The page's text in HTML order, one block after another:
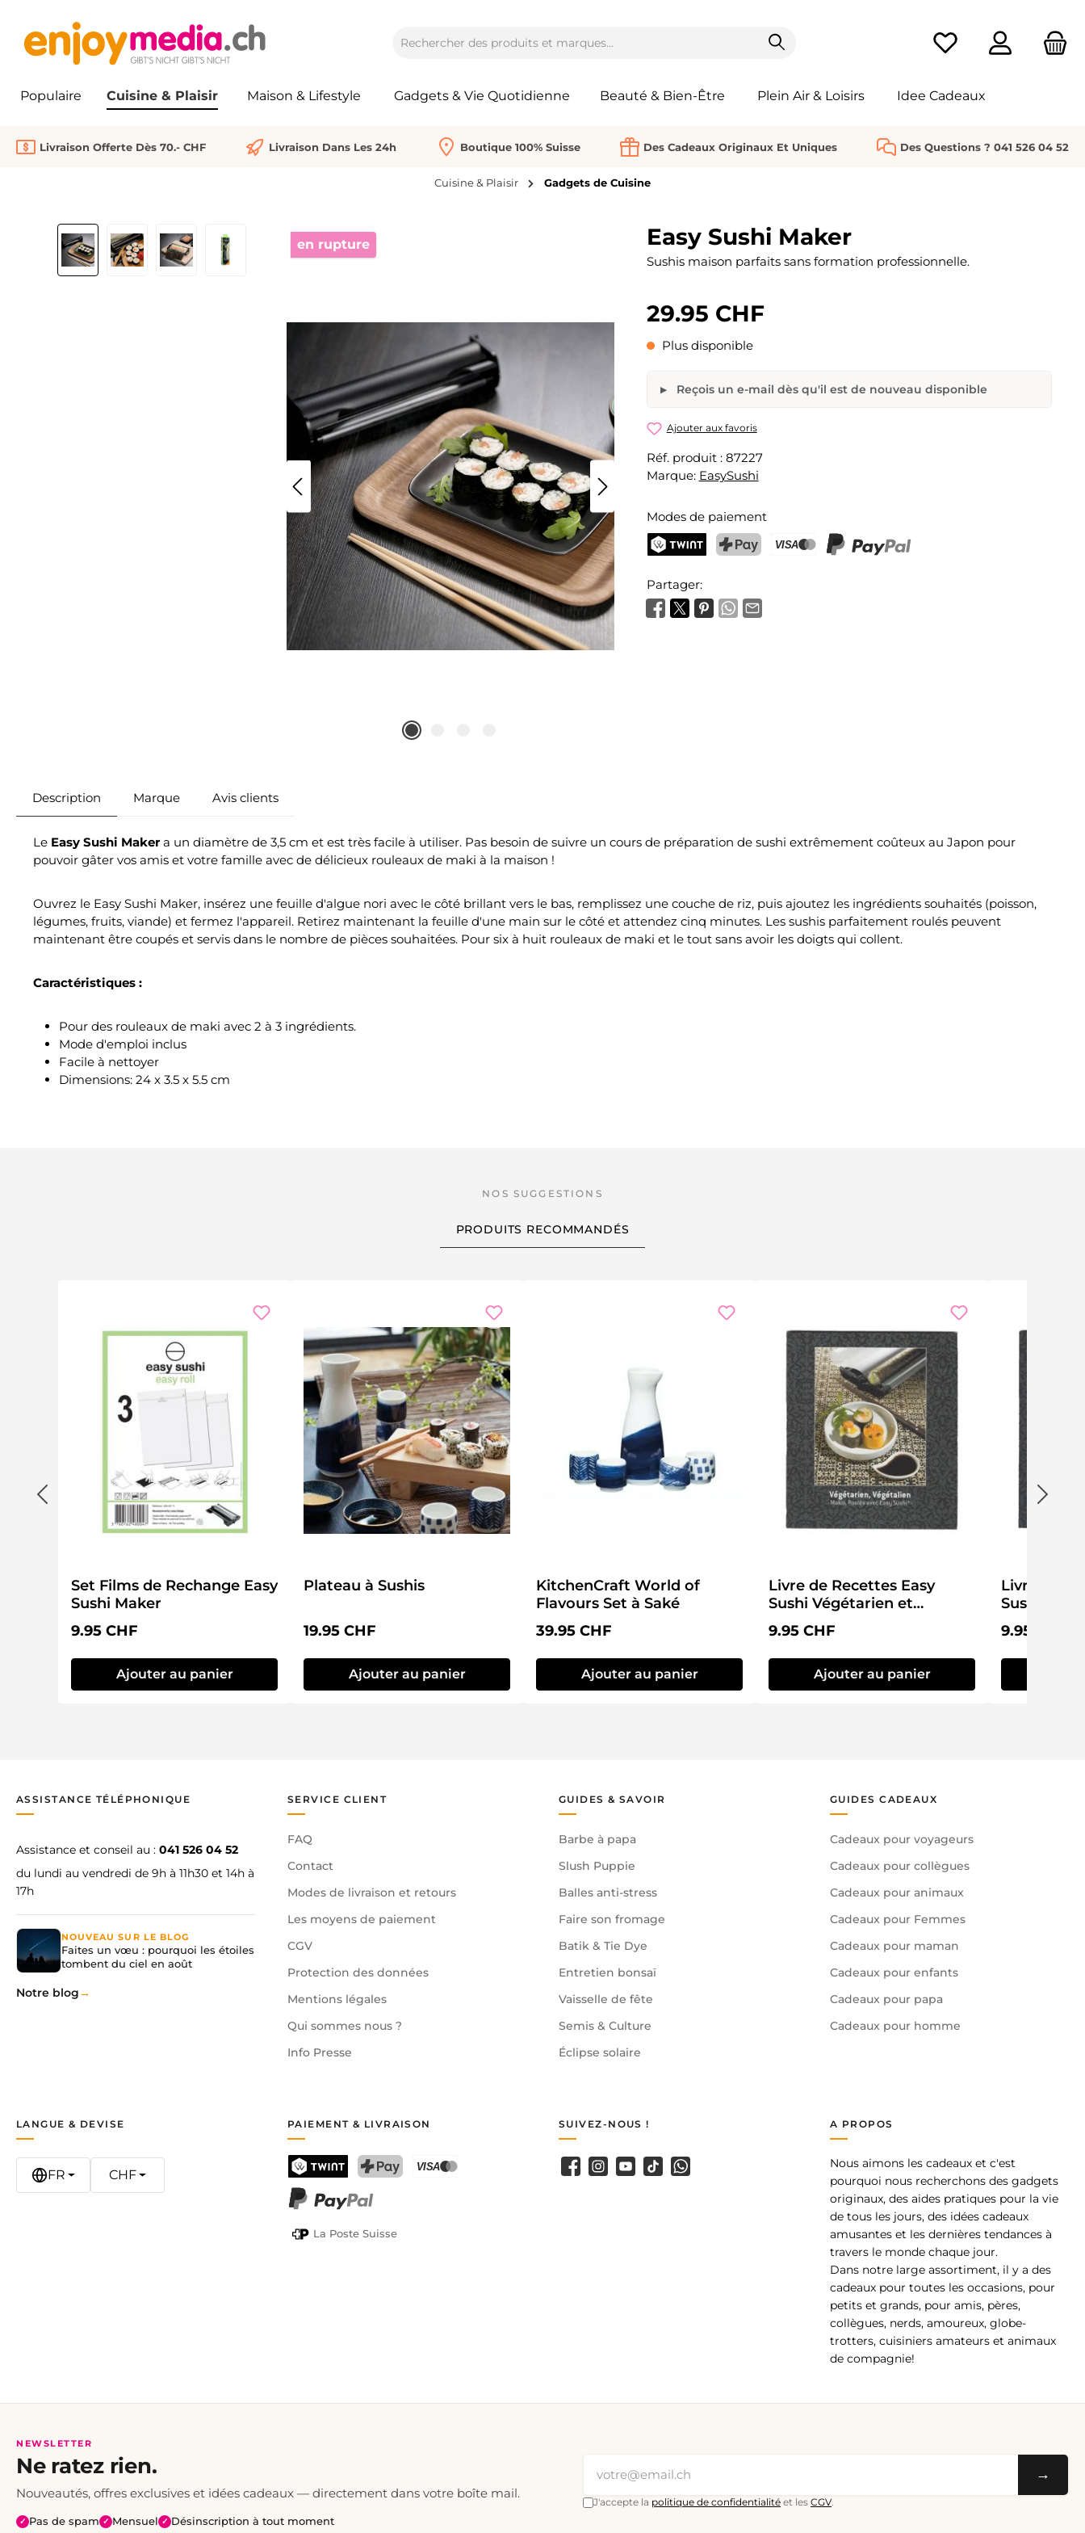
Vous avez 0 articles
Populaire Cuisine & Plaisir Maison & Lifestyle Gadgets & Vie Quotidienne Beauté & Bien-Être Plein Air & Loisirs Idee Cadeaux
Livraison Offerte Dès 70.- CHF Livraison Dans Les 24h Boutique 100% Suisse Des Cadeaux Originaux Et Uniques Des Questions ? 041 526 04 52
Cuisine & Plaisir Gadgets de Cuisine
Ignorer la galerie d'images
en rupture
Easy Sushi Maker
Sushis maison parfaits sans formation professionnelle.
29.95 CHF
Plus disponible
Reçois un e-mail dès qu'il est de nouveau disponible
Ton nom
Activer la notification
Ajouter aux favoris
Réf. produit : 87227
Marque: EasySushi
Modes de paiement
Partager:
Description Marque Avis clients
Le Easy Sushi Makera un diamètre de 3,5 cm et est très facile à utiliser. Pas besoin de suivre un cours de préparation de sushi extrêmement coûteux au Japon pour
pouvoir gâter vos amis et votre famille avec de délicieux rouleaux de maki à la maison !
Ouvrez le Easy Sushi Maker, insérez une feuille d'algue nori avec le côté brillant vers le bas, remplissez une couche de riz, puis ajoutez les ingrédients souhaités (poisson,
légumes, fruits, viande) et fermez l'appareil. Retirez maintenant la feuille d'une main sur le côté et attendez cinq minutes. Les sushis parfaitement roulés peuvent
maintenant être coupés et servis dans le nombre de pièces souhaitées. Pour six à huit rouleaux de maki et le tout sans avoir les doigts qui collent.
Caractéristiques :
Pour des rouleaux de maki avec 2 à 3 ingrédients.
Mode d'emploi inclus
Facile à nettoyer
Dimensions: 24 x 3.5 x 5.5 cm
PRODUITS RECOMMANDÉS
Set Films de Rechange Easy
Sushi Maker
Prix régulier :
9.95 CHF
Ajouter au panier
Plateau à Sushis
Prix régulier :
19.95 CHF
Ajouter au panier
KitchenCraft World of
Flavours Set à Saké
Prix régulier :
39.95 CHF
Ajouter au panier
Livre de Recettes Easy
Sushi Végétarien et
Végétalien
Prix régulier :
9.95 CHF
Ajouter au panier
Livre de
Sushi
Prix
9.95 CHF
ASSISTANCE TÉLÉPHONIQUE
Assistance et conseil au : 041 526 04 52
du lundi au vendredi de 9h à 11h30 et 14h à
17h
NOUVEAU SUR LE BLOG
Faites un vœu : pourquoi les étoiles
tombent du ciel en août
Notre blog
SERVICE CLIENT
FAQ
Contact
Modes de livraison et retours
Les moyens de paiement
CGV
Protection des données
Mentions légales
Qui sommes nous ?
Info Presse
GUIDES & SAVOIR
Barbe à papa
Slush Puppie
Balles anti-stress
Faire son fromage
Batik & Tie Dye
Entretien bonsaï
Vaisselle de fête
Semis & Culture
Éclipse solaire
GUIDES CADEAUX
Cadeaux pour voyageurs
Cadeaux pour collègues
Cadeaux pour animaux
Cadeaux pour Femmes
Cadeaux pour maman
Cadeaux pour enfants
Cadeaux pour papa
Cadeaux pour homme
A PROPOS
Nous aimons les cadeaux et c'est
pourquoi nous recherchons des gadgets
originaux, des aides pratiques pour la vie
de tous les jours, des idées cadeaux
amusantes et les dernières tendances à
travers le monde chaque jour.
Dans notre large assortiment, il y a des
cadeaux pour toutes les occasions, pour
petits et grands, pour amis, pères,
collègues, nerds, amoureux, globe-
trotters, cuisiniers amateurs et animaux
de compagnie!
PAIEMENT & LIVRAISON
TWINT
La Poste Suisse
LANGUE & DEVISE
FR CHF
SUIVEZ-NOUS !
Facebook
Instagram
YouTubeTikTokWhatsApp
NEWSLETTER
Ne ratez rien.
Nouveautés, offres exclusives et idées cadeaux — directement dans votre boîte mail.
✓ Pas de spam ✓ Mensuel ✓ Désinscription à tout moment
→
J'accepte la politique de confidentialité et lesCGV.